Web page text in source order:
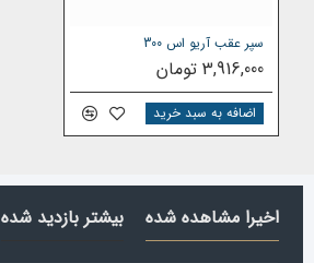
سپر عقب آریو اس 300
3,916,000 تومان
اضافه به سبد خرید
اخیرا مشاهده شده بیشتر بازدید شده